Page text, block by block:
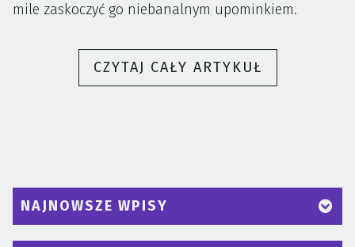
mile zaskoczyć go niebanalnym upominkiem.
CZYTAJ CAŁY ARTYKUŁ
MĘSKIE,
NAJNOWSZE WPISY